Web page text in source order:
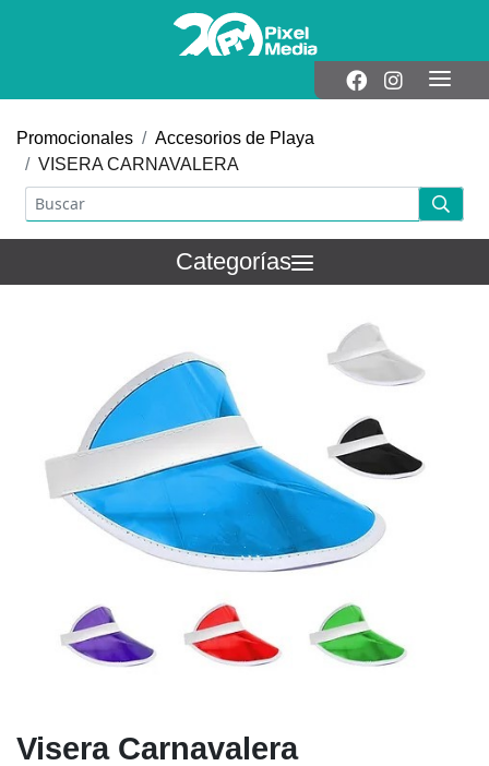
Promocionales
Accesorios de Playa
VISERA CARNAVALERA
Categorías
Visera Carnavalera